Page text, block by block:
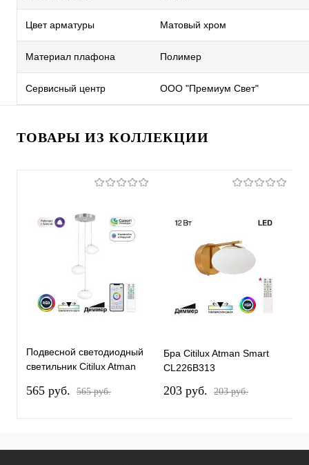
Цвет арматуры Матовый хром
Материал плафона Полимер
Сервисный центр ООО "Премиум Свет"
ТОВАРЫ ИЗ КОЛЛЕКЦИИ
Подвесной светодиодный
светильник Citilux Atman
565 pуб. 565 pуб.
Бра Citilux Atman Smart
CL226B313
203 pуб. 203 pуб.